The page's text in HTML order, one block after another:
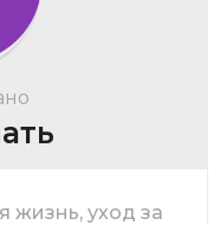
жизнь, уход за